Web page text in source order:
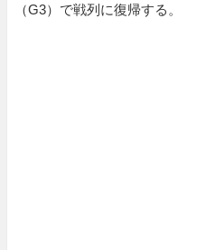
（G3）で戦列に復帰する。